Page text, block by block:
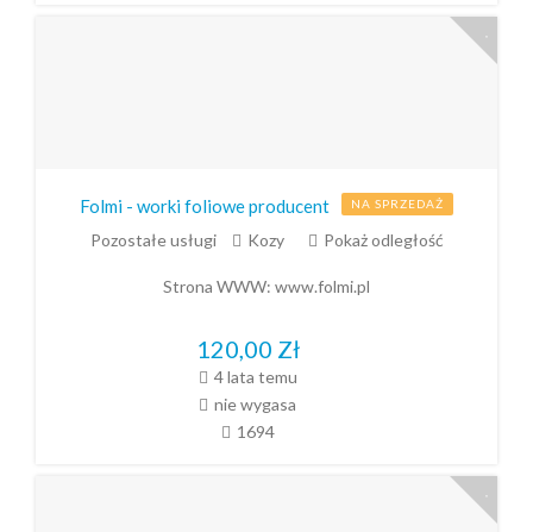
Folmi - worki foliowe producent NA SPRZEDAŻ
Pozostałe usługi Kozy Pokaż odległość
Strona WWW: www.folmi.pl
120,00 Zł
4 lata temu
nie wygasa
1694